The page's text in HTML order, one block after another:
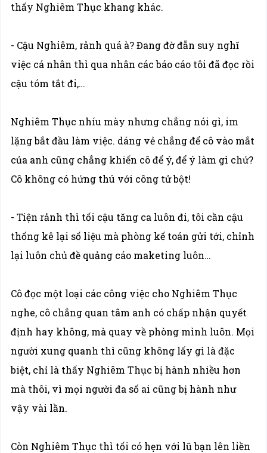
thấy Nghiêm Thục khang khác.
- Cậu Nghiêm, rảnh quá à? Đang đờ đẫn suy nghĩ
việc cá nhân thì qua nhân các báo cáo tôi đã đọc rồi
cậu tóm tắt đi,…
Nghiêm Thục nhíu mày nhưng chẳng nói gì, im
lặng bắt đầu làm việc. dáng vẻ chẳng để cô vào mắt
của anh cũng chẳng khiến cô để ý, để ý làm gì chứ?
Cô không có hứng thú với công tử bột!
- Tiện rảnh thì tối cậu tăng ca luôn đi, tôi cần cậu
thống kê lại số liệu mà phòng kế toán gửi tới, chỉnh
lại luôn chủ đề quảng cáo maketing luôn…
Cô đọc một loại các công việc cho Nghiêm Thục
nghe, cô chẳng quan tâm anh có chấp nhận quyết
định hay không, mà quay về phòng mình luôn. Mọi
người xung quanh thì cũng không lấy gì là đặc
biệt, chỉ là thấy Nghiêm Thục bị hành nhiều hơn
mà thôi, vì mọi người đa số ai cũng bị hành như
vậy vài lần.
Còn Nghiêm Thục thì tối có hẹn với lũ bạn lên liền